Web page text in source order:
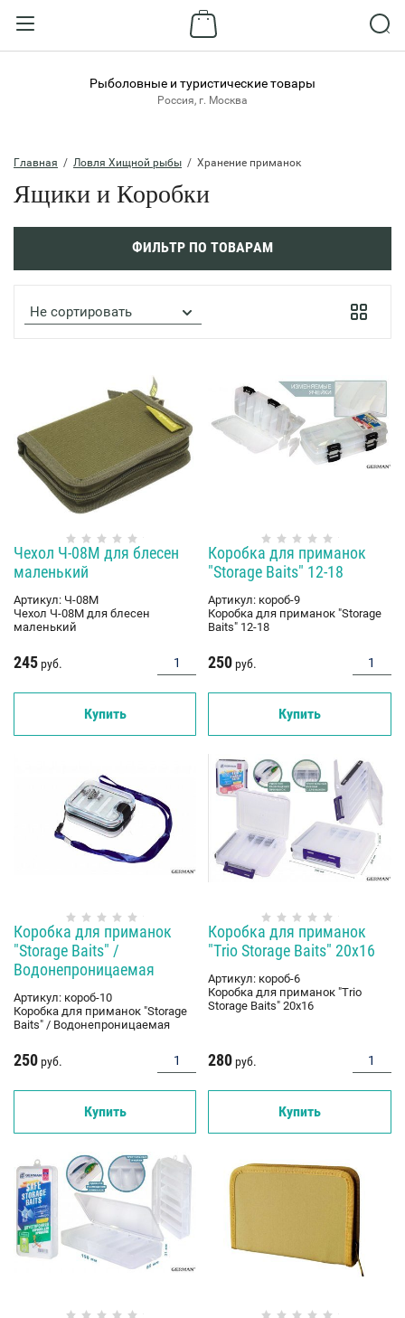
ВХОД В КАБИНЕТ
Пароль:
Забыли пароль?
Рыболовные и туристические товары
Россия, г. Москва
Главная
  /
Ловля Хищной рыбы
  /  Хранение приманок
Ящики и Коробки
ФИЛЬТР ПО ТОВАРАМ
Не сортировать
Чехол Ч-08М для блесен
маленький
Артикул: Ч-08М
Чехол Ч-08М для блесен
маленький
245 руб.
Купить
Коробка для приманок
"Storage Baits" 12-18
Артикул: короб-9
Коробка для приманок "Storage
Baits" 12-18
250 руб.
Купить
Коробка для приманок
"Storage Baits" /
Водонепроницаемая
Артикул: короб-10
Коробка для приманок "Storage
Baits" / Водонепроницаемая
250 руб.
Купить
Коробка для приманок
"Trio Storage Baits" 20x16
Артикул: короб-6
Коробка для приманок "Trio
Storage Baits" 20x16
280 руб.
Купить